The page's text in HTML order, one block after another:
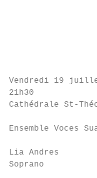
Vendredi 19
21h30
Cathédrale St-
Ensemble
Lia Andres
Soprano